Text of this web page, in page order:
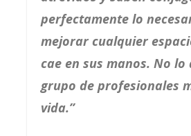
perfectamente lo
mejorar cualquier
cae en sus manos. No lo
grupo de profesionales
vida.”